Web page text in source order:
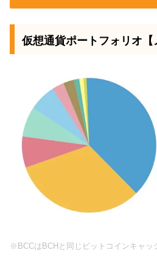
仮想通貨ポートフォリオ【
※BCCはBCHと同じビットコインキャッ